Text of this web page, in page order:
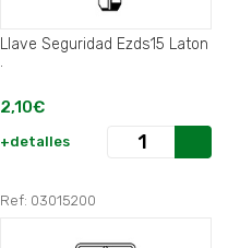
Llave Seguridad Ezds15 Laton
.
2,10€
+detalles
Ref: 03015200